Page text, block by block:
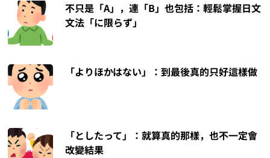
不只是「A」，連「B」也包括：輕鬆掌握日文
文法「に限らず」
「よりほかはない」：到最後真的只好這樣做
「としたって」：就算真的那樣，也不一定會
改變結果